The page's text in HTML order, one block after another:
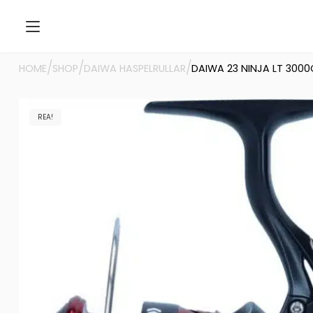
HOME/SHOP/DAIWA HASPELRULLAR/DAIWA 23 NINJA LT
REA!